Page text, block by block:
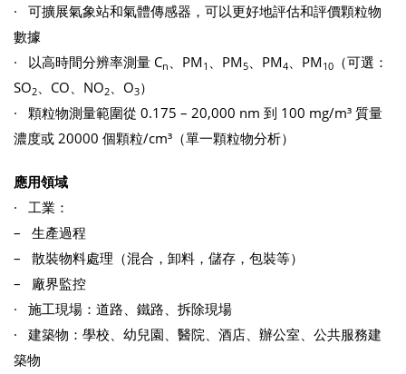
· 可擴展氣象站和氣體傳感器，可以更好地評估和評價顆粒物
數據
· 以高時間分辨率測量 Cn 、PM 1 、PM 5 、PM4 、PM 10 （可選：
SO2 、CO、NO2 、O3）
· 顆粒物測量範圍從 0.175 – 20,000 nm 到 100 mg/m³ 質量
濃度或 20000 個顆粒/cm³（單一顆粒物分析）
應用領域
· 工業：
– 生產過程
– 散裝物料處理（混合，卸料，儲存，包裝等）
– 廠界監控
· 施工現場：道路、鐵路、拆除現場
· 建築物：學校、幼兒園、醫院、酒店、辦公室、公共服務建
築物